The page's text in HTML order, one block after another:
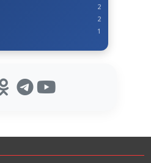
2
2
1